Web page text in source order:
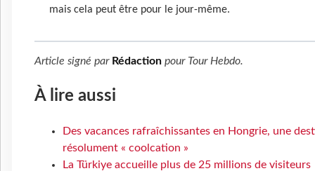
mais cela peut être pour le jour-même.
Article signé par Rédaction pour Tour Hebdo.
À lire aussi
Des vacances rafraîchissantes en Hongrie, une
résolument « coolcation »
La Türkiye accueille plus de 25 millions de visiteurs